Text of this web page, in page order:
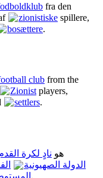
fra den
zionistiske spillere,
bosættere
club from the
Zionist players,
settlers.
Beitar Jerusalem F.C. هو نادٍ لكرة
الدولة الصهيونية